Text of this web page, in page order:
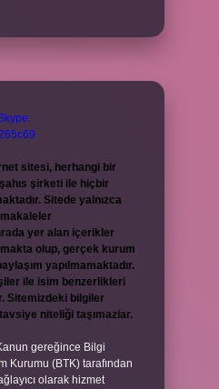
sitesi, herhangi bir
şirketi ile hiçbir
Sitede yalnızca
makaleler
yer alan içerikler
olup, gerçek kurum
yapılmamaktadır.
ile isim benzerlikleri
Sitemizdeki bilgiler
niteliği taşımazlar.
gereğince Bilgi
Kurumu (BTK) tarafından
olarak hizmet